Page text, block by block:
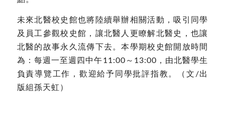
未來北醫校史館也將陸續舉辦相關活動，吸引同學
及員工參觀校史館，讓北醫人更瞭解北醫史，也讓
北醫的故事永久流傳下去。本學期校史館開放時間
為：每週一至週四中午11:00～13:00，由北醫學生
負責導覽工作，歡迎給予同學批評指教。（文/出
版組孫天虹）